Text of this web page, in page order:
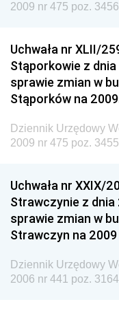
Dziennik
Dziennik
Krajowych i
Dziennik
Dziennik
Dziennik
Dziennik
Dziennik
Dziennik
2009 nr 475 poz. 3456
Uchwała nr XLII/
Stąporkowie z
sprawie zmian w
Stąporków na
Dziennik Urzędowy
2009 nr 475 poz. 3455
Uchwała nr XXIX/
Strawczynie z dnia
sprawie zmian w
Strawczyn na
Dziennik Urzędowy
2006 nr 441 poz. 3164